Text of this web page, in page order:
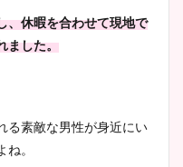
、休暇を合わせて現地で
ました。
る素敵な男性が身近にい
。